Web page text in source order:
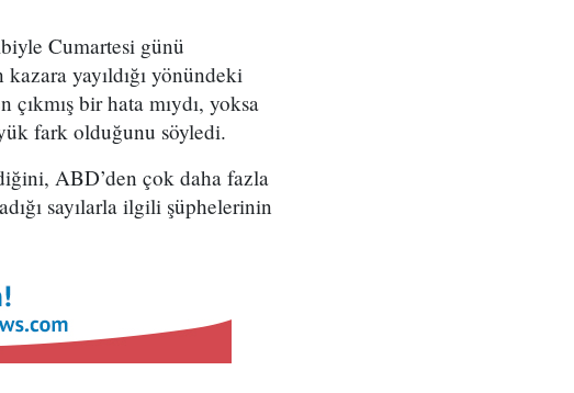
Cumartesi günü
yayıldığı yönündeki
bir hata mıydı, yoksa
fark olduğunu söyledi.
ABD’den çok daha fazla
sayılarla ilgili şüphelerinin